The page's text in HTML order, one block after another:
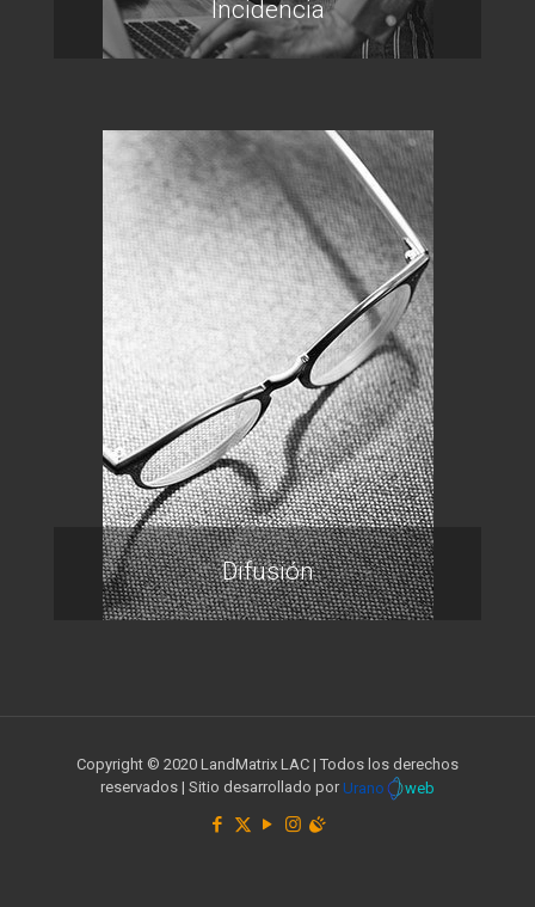
Incidencia
Difusión
Copyright © 2020 LandMatrix LAC | Todos los derechos
reservados | Sitio desarrollado por Urano web